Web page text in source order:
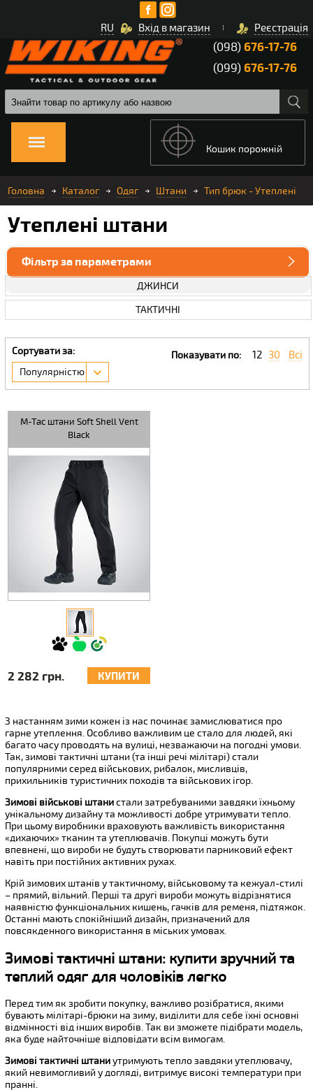
Вхід в магазин Реєстрація
RU
(098)676-17-76
(099)676-17-76
Кошик порожній
Головна Каталог Одяг Штани Тип брюк - Утеплені
Утеплені штани
Фільтр за параметрами
ДЖИНСИ
ТАКТИЧНІ
Сортувати за:
Популярністю
Показувати по: 12 30 Всі
M-Tac штани Soft Shell Vent
Black
2 282 грн. КУПИТИ
З настанням зими кожен із нас починає замислюватися про
гарне утеплення. Особливо важливим це стало для людей, які
багато часу проводять на вулиці, незважаючи на погодні умови.
Так, зимові тактичні штани (та інші речі мілітарі) стали
популярними серед військових, рибалок, мисливців,
прихильників туристичних походів та військових ігор.
Зимові військові штанистали затребуваними завдяки їхньому
унікальному дизайну та можливості добре утримувати тепло.
При цьому виробники враховують важливість використання
«дихаючих» тканин та утеплювачів. Покупці можуть бути
впевнені, що вироби не будуть створювати парниковий ефект
навіть при постійних активних рухах.
Крій зимових штанів у тактичному, військовому та кежуал-стилі
– прямий, вільний. Перші та другі вироби можуть відрізнятися
наявністю функціональних кишень, гачків для ременя, підтяжок.
Останні мають спокійніший дизайн, призначений для
повсякденного використання в міських умовах.
Зимові тактичні штани: купити зручний та
теплий одяг для чоловіків легко
Перед тим як зробити покупку, важливо розібратися, якими
бувають мілітарі-брюки на зиму, виділити для себе їхні основні
відмінності від інших виробів. Так ви зможете підібрати модель,
яка буде найточніше відповідати всім вимогам.
Зимові тактичні штаниутримують тепло завдяки утеплювачу,
який невимогливий у догляді, витримує високі температури при
пранні.